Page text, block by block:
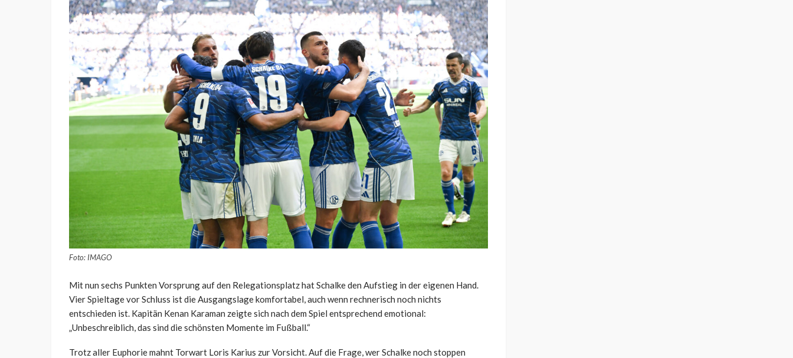
Foto: IMAGO
Mit nun sechs Punkten Vorsprung auf den Relegationsplatz hat Schalke den Aufstieg in der eigenen Hand.
Vier Spieltage vor Schluss ist die Ausgangslage komfortabel, auch wenn rechnerisch noch nichts
entschieden ist. Kapitän Kenan Karaman zeigte sich nach dem Spiel entsprechend emotional:
„Unbeschreiblich, das sind die schönsten Momente im Fußball.“
Trotz aller Euphorie mahnt Torwart Loris Karius zur Vorsicht. Auf die Frage, wer Schalke noch stoppen